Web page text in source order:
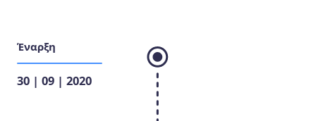
Έναρξη
30 | 09 | 2020